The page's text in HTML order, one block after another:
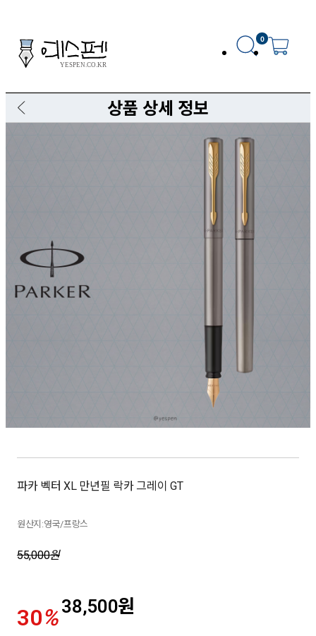
0
상품 상세 정보
파카 벡터 XL 만년필 락카 그레이 GT
원산지:영국/프랑스
55,000원
30%38,500원